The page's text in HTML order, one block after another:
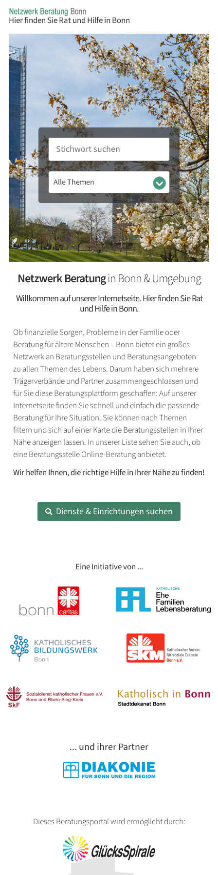
Direkt
zum
Stichwort
suchen
Alle
Themen
Netzwerk Beratungin Bonn & Umgebung
Willkommen auf unserer Internetseite. Hier finden Sie Rat
und Hilfe in Bonn.
Ob finanzielle Sorgen, Probleme in der Familie oder
Beratung für ältere Menschen – Bonn bietet ein großes
Netzwerk an Beratungsstellen und Beratungsangeboten
zu allen Themen des Lebens. Darum haben sich mehrere
Trägerverbände und Partner zusammengeschlossen und
für Sie diese Beratungsplattform geschaffen: Auf unserer
Internetseite finden Sie schnell und einfach die passende
Beratung für Ihre Situation. Sie können nach Themen
filtern und sich auf einer Karte die Beratungsstellen in Ihrer
Nähe anzeigen lassen. In unserer Liste sehen Sie auch, ob
eine Beratungsstelle Online-Beratung anbietet.
Wir helfen Ihnen, die richtige Hilfe in Ihrer Nähe zu finden!
Dienste & Einrichtungen suchen
Eine Initiative von ...
... und ihrer Partner
Dieses Beratungsportal wird ermöglicht durch: